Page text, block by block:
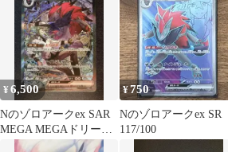
¥6,500
Nのゾロアークex SAR
MEGA MEGAドリーム
ex 242/193
¥750
Nのゾロアークex SR
117/100